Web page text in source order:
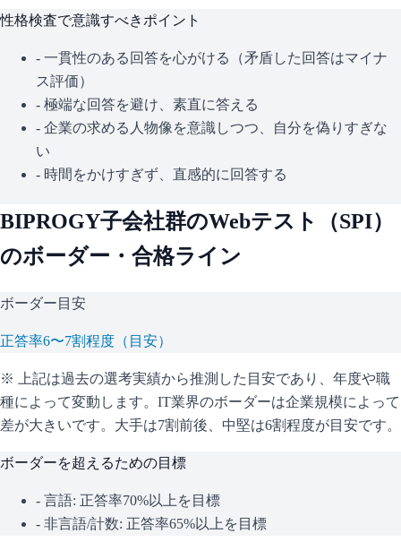
性格検査で意識すべきポイント
- 一貫性のある回答を心がける（矛盾した回答はマイナ
ス評価）
- 極端な回答を避け、素直に答える
- 企業の求める人物像を意識しつつ、自分を偽りすぎな
い
- 時間をかけすぎず、直感的に回答する
BIPROGY子会社群のWebテスト（SPI）
のボーダー・合格ライン
ボーダー目安
正答率6〜7割程度（目安）
※ 上記は過去の選考実績から推測した目安であり、年度や職
種によって変動します。 IT業界のボーダーは企業規模によって
差が大きいです。大手は7割前後、中堅は6割程度が目安です。
ボーダーを超えるための目標
- 言語: 正答率70%以上を目標
- 非言語/計数: 正答率65%以上を目標